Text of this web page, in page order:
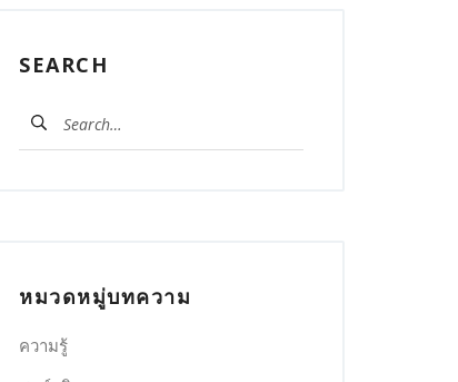
SEARCH
ค้นหา
สำหรับ:
หมวดหมู่บทความ
ความรู้